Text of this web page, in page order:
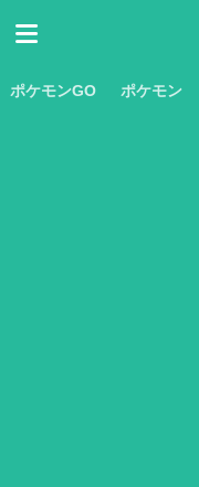
ポケモンGO ポケモン